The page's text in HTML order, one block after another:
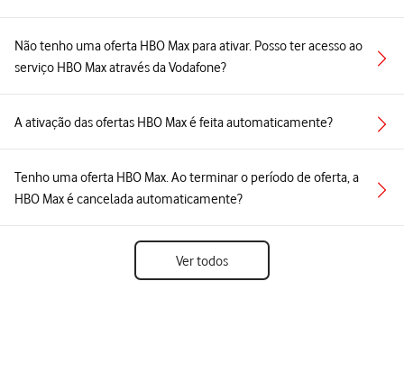
Não tenho uma oferta HBO Max para ativar. Posso ter acesso ao
serviço HBO Max através da Vodafone?
A ativação das ofertas HBO Max é feita automaticamente?
Tenho uma oferta HBO Max. Ao terminar o período de oferta, a
HBO Max é cancelada automaticamente?
Ver todos